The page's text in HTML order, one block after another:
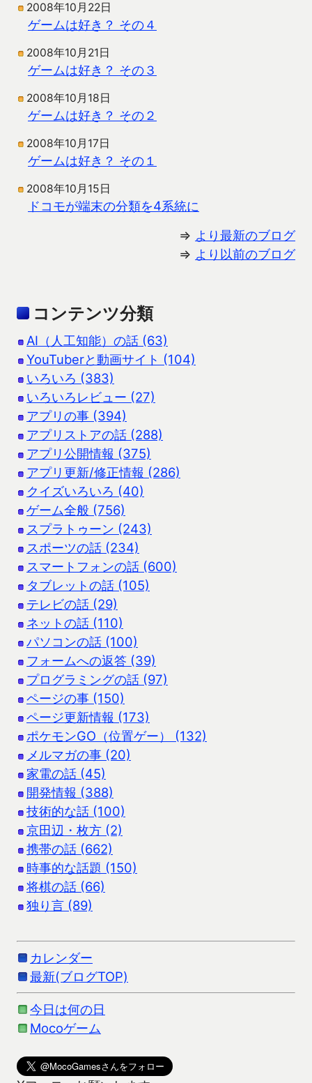
2008年10月22日
ゲームは好き？ その４
2008年10月21日
ゲームは好き？ その３
2008年10月18日
ゲームは好き？ その２
2008年10月17日
ゲームは好き？ その１
2008年10月15日
ドコモが端末の分類を4系統に
⇒ より最新のブログ
⇒ より以前のブログ
コンテンツ分類
AI（人工知能）の話 (63)
YouTuberと動画サイト (104)
いろいろ (383)
いろいろレビュー (27)
アプリの事 (394)
アプリストアの話 (288)
アプリ公開情報 (375)
アプリ更新/修正情報 (286)
クイズいろいろ (40)
ゲーム全般 (756)
スプラトゥーン (243)
スポーツの話 (234)
スマートフォンの話 (600)
タブレットの話 (105)
テレビの話 (29)
ネットの話 (110)
パソコンの話 (100)
フォームへの返答 (39)
プログラミングの話 (97)
ページの事 (150)
ページ更新情報 (173)
ポケモンGO（位置ゲー） (132)
メルマガの事 (20)
家電の話 (45)
開発情報 (388)
技術的な話 (100)
京田辺・枚方 (2)
携帯の話 (662)
時事的な話題 (150)
将棋の話 (66)
独り言 (89)
カレンダー
最新(ブログTOP)
今日は何の日
Mocoゲーム